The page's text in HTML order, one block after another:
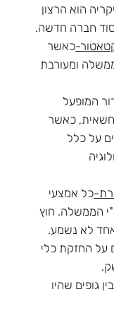
הוא הרצון
חברה חדשה.
כאשר
ומעורבת
המופעל
כאשר
על כלל
כל אמצעי
הממשלה. חוץ
לא נשמע.
על החזקת כלי
גופים שהיו